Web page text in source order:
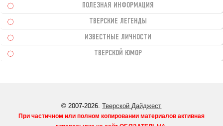
ПОЛЕЗНАЯ ИНФОРМАЦИЯ
ТВЕРСКИЕ ЛЕГЕНДЫ
ИЗВЕСТНЫЕ ЛИЧНОСТИ
ТВЕРСКОЙ ЮМОР
© 2007-2026.Тверской Дайджест
При частичном или полном копировании материалов активная